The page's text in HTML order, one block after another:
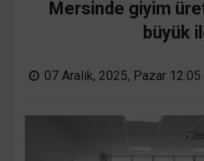
Mersinde giyim
büyük
07 Aralık, 2025, Pazar 12:05